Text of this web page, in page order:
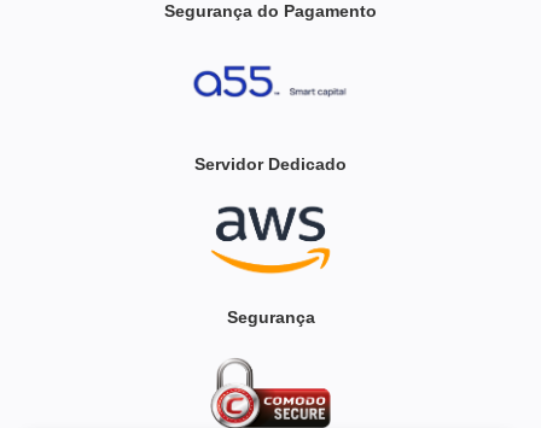
Segurança do Pagamento
Servidor Dedicado
Segurança